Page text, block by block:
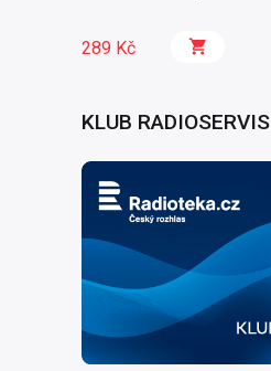
289 Kč
KLUB RADIOSERVIS